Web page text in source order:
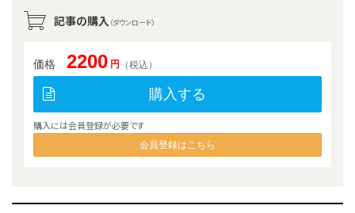
記事の購入 （ダウンロード）
価格 2200 円 （税込）
購入する
購入には会員登録が必要です
会員登録はこちら